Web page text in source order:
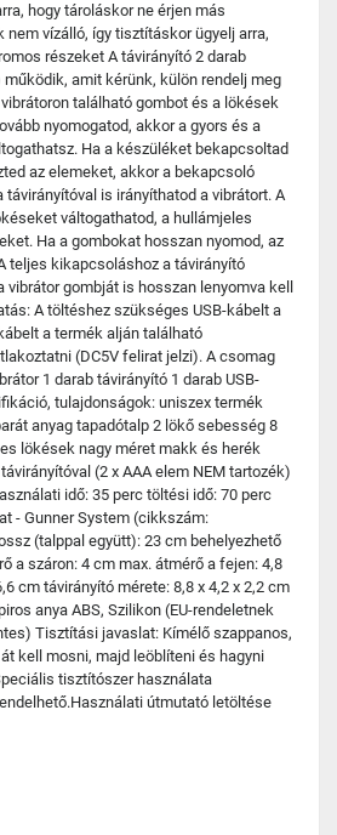
hogy tároláskor ne érjen más
vízálló, így tisztításkor ügyelj arra,
részeket A távirányító 2 darab
amit kérünk, külön rendelj meg
található gombot és a lökések
nyomogatod, akkor a gyors és a
Ha a készüléket bekapcsoltad
az elemeket, akkor a bekapcsoló
távirányítóval is irányíthatod a vibrátort. A
váltogathatod, a hullámjeles
Ha a gombokat hosszan nyomod, az
teljes kikapcsoláshoz a távirányító
gombját is hosszan lenyomva kell
A töltéshez szükséges USB-kábelt a
a termék alján található
(DC5V felirat jelzi). A csomag
1 darab távirányító 1 darab USB-
tulajdonságok: uniszex termék
anyag tapadótalp 2 lökő sebesség 8
lökések nagy méret makk és herék
(2 x AAA elem NEM tartozék)
idő: 35 perc töltési idő: 70 perc
- Gunner System (cikkszám:
(talppal együtt): 23 cm behelyezhető
a száron: 4 cm max. átmérő a fejen: 4,8
cm távirányító mérete: 8,8 x 4,2 x 2,2 cm
anya ABS, Szilikon (EU-rendeletnek
Tisztítási javaslat: Kímélő szappanos,
kell mosni, majd leöblíteni és hagyni
tisztítószer használata
útmutató letöltése